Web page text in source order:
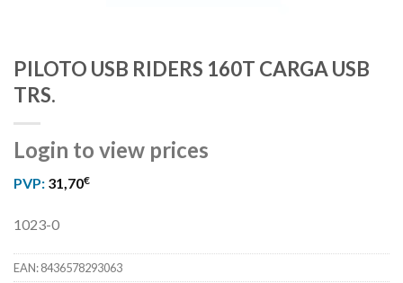
PILOTO USB RIDERS 160T CARGA USB
TRS.
Login to view prices
PVP: 31,70€
1023-0
EAN:8436578293063